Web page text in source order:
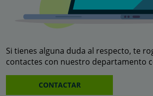
Si tienes alguna duda al respecto, te
contactes con nuestro departamento
CONTACTAR